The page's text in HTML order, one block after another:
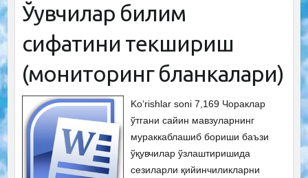
Ўқувчилар билим
сифатини текшириш
(мониторинг бланкалари)
Ko‘rishlar soni 7,169 Чораклар
ўтгани сайин мавзуларнинг
мураккаблашиб бориши баъзи
ўқувчилар ўзлаштиришида
сезиларли қийинчиликларни